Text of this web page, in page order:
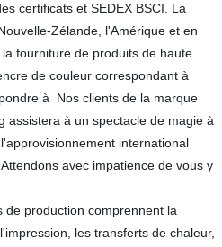
certificats et SEDEX BSCI. La
Zélande, l'Amérique et en
fourniture de produits de haute
de couleur correspondant à
à Nos clients de la marque
assistera à un spectacle de magie à
international
avec impatience de vous y
de production comprennent la
les transferts de chaleur,